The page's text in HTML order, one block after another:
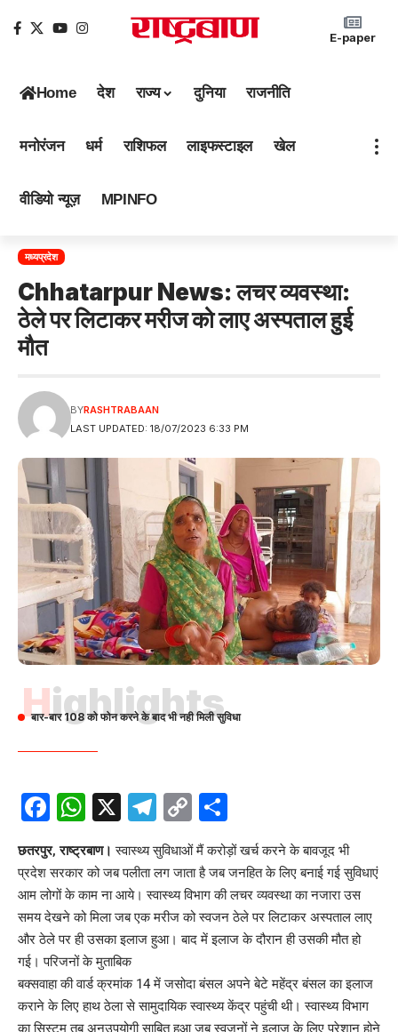
E-paper
Home देश राज्य दुनिया राजनीति
मनोरंजन धर्म राशिफल लाइफस्टाइल खेल
वीडियो न्यूज़ MPINFO
मध्यप्रदेश
Chhatarpur News: लचर व्यवस्था:
ठेले पर लिटाकर मरीज को लाए अस्पताल हुई
मौत
LAST UPDATED: 18/07/2023 6:33 PM
BYRASHTRABAAN
Highlights
बार-बार 108 को फोन करने के बाद भी नही मिली सुविधा
Facebook
WhatsApp
X Telegram
Copy
Link
छतरपुर, राष्ट्रबाण।स्वास्थ्य सुविधाओं मैं करोड़ों खर्च करने के बावजूद भी
प्रदेश सरकार को जब पलीता लग जाता है जब जनहित के लिए बनाई गई सुविधाएं
आम लोगों के काम ना आये। स्वास्थ्य विभाग की लचर व्यवस्था का नजारा उस
समय देखने को मिला जब एक मरीज को स्वजन ठेले पर लिटाकर अस्पताल लाए
और ठेले पर ही उसका इलाज हुआ। बाद में इलाज के दौरान ही उसकी मौत हो
गई। परिजनों के मुताबिक
बक्सवाहा की वार्ड क्रमांक 14 में जसोदा बंसल अपने बेटे महेंद्र बंसल का इलाज
कराने के लिए हाथ ठेला से सामुदायिक स्वास्थ्य केंद्र पहुंची थी। स्वास्थ्य विभाग
का सिस्टम तब अनउपयोगी साबित हुआ जब स्वजनों ने इलाज के लिए परेशान होने